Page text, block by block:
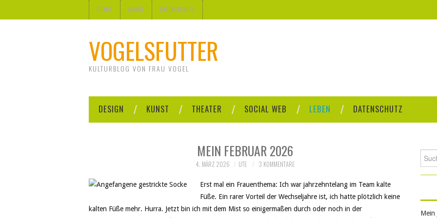
START ABOUT DATENSCHUTZ
VOGELSFUTTER
KULTURBLOG VON FRAU VOGEL
DESIGN KUNST THEATER SOCIAL WEB LEBEN DATENSCHUTZ
MEIN FEBRUAR 2026
4. MÄRZ 2026 UTE 3 KOMMENTARE
Erst mal ein Frauenthema: Ich war jahrzehntelang im Team kalte
Füße. Ein rarer Vorteil der Wechseljahre ist, ich hatte plötzlich keine
kalten Füße mehr. Hurra. Jetzt bin ich mit dem Mist so einigermaßen durch oder noch in der
nach:
Mein